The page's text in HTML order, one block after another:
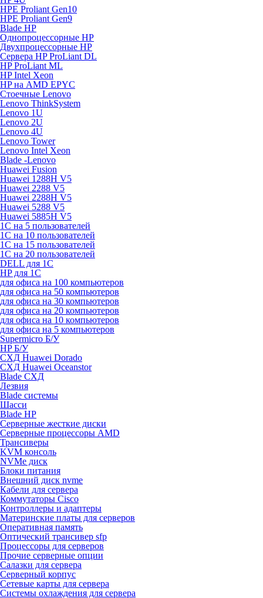
HPE Proliant Gen10
HPE Proliant Gen9
Blade HP
Однопроцессорные HP
Двухпроцессорные HP
Сервера HP ProLiant DL
HP ProLiant ML
HP Intel Xeon
HP на AMD EPYC
Стоечные Lenovo
Lenovo ThinkSystem
Lenovo 1U
Lenovo 2U
Lenovo 4U
Lenovo Tower
Lenovo Intel Xeon
Blade -Lenovo
Huawei Fusion
Huawei 1288H V5
Huawei 2288 V5
Huawei 2288H V5
Huawei 5288 V5
Huawei 5885H V5
1С на 5 пользователей
1С на 10 пользователей
1С на 15 пользователей
1С на 20 пользователей
DELL для 1С
HP для 1С
для офиса на 100 компьютеров
для офиса на 50 компьютеров
для офиса на 30 компьютеров
для офиса на 20 компьютеров
для офиса на 10 компьютеров
для офиса на 5 компьютеров
Supermicro Б/У
HP Б/У
СХД Huawei Dorado
СХД Huawei Oceanstor
Blade СХД
Лезвия
Blade системы
Шасси
Blade HP
Серверные жесткие диски
Серверные процессоры AMD
Трансиверы
KVM консоль
NVMe диск
Блоки питания
Внешний диск nvme
Кабели для сервера
Коммутаторы Cisco
Контроллеры и адаптеры
Материнские платы для серверов
Оперативная память
Оптический трансивер sfp
Процессоры для серверов
Прочие серверные опции
Салазки для сервера
Серверный корпус
Сетевые карты для сервера
Системы охлаждения для сервера